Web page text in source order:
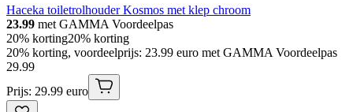
Haceka toiletrolhouder Kosmos met klep chroom
23.99 met GAMMA Voordeelpas
20% korting20% korting
20% korting, voordeelprijs: 23.99 euro met GAMMA Voordeelpas
29.99
Prijs: 29.99 euro